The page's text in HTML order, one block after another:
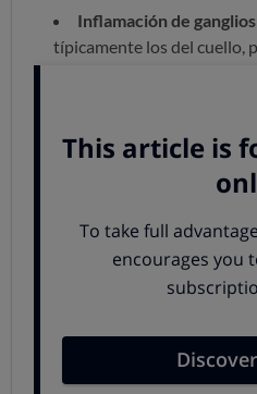
Inflamación de
típicamente los del cuello,
con la misma intensidad, pero
tamaño del bazo(de hecho,
producirse es la rotura del
Si el médico sospecha de